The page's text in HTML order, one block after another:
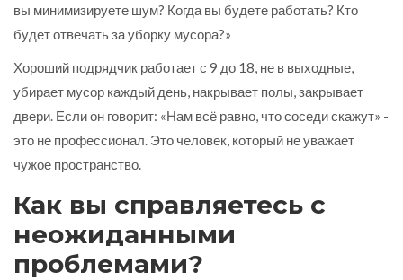
вы минимизируете шум? Когда вы будете работать? Кто
будет отвечать за уборку мусора?»
Хороший подрядчик работает с 9 до 18, не в выходные,
убирает мусор каждый день, накрывает полы, закрывает
двери. Если он говорит: «Нам всё равно, что соседи скажут» -
это не профессионал. Это человек, который не уважает
чужое пространство.
Как вы справляетесь с
неожиданными
проблемами?